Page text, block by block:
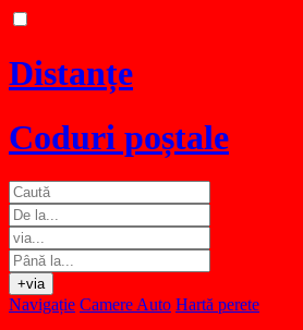
Distanțe
Coduri poștale
+via
Navigație Camere Auto Hartă perete